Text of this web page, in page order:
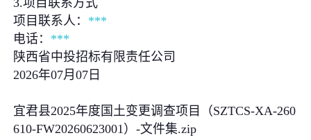
项目联系人： ***
电话： ***
陕西省中投招标有限责任公司
2026年07月07日
宜君县2025年度国土变更调查项目（SZTCS-XA-260
610-FW20260623001）-文件集.zip